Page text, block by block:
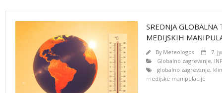
SREDNJA GLOBALNA
MEDIJSKIH
By Meteologos
7.
Globalno zagrevanje,
globalno zagrevanje,
medijske manipulacije